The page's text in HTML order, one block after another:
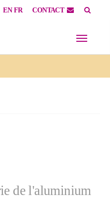
EN FR CONTACT
de l'aluminium